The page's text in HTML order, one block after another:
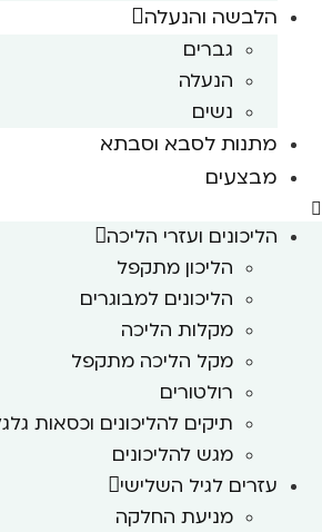
הלבשה והנעלה
גברים
הנעלה
נשים
מתנות לסבא וסבתא
מבצעים
הליכונים ועזרי הליכה
הליכון מתקפל
הליכונים למבוגרים
מקלות הליכה
מקל הליכה מתקפל
רולטורים
תיקים להליכונים וכסאות
מגש להליכונים
עזרים לגיל השלישי
מניעת החלקה